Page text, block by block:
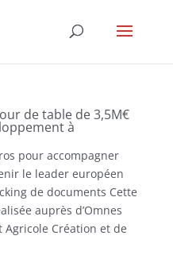
de table de 3,5M€
à
pour accompagner
le leader européen
de documents Cette
auprès d’Omnes
Agricole Création et de